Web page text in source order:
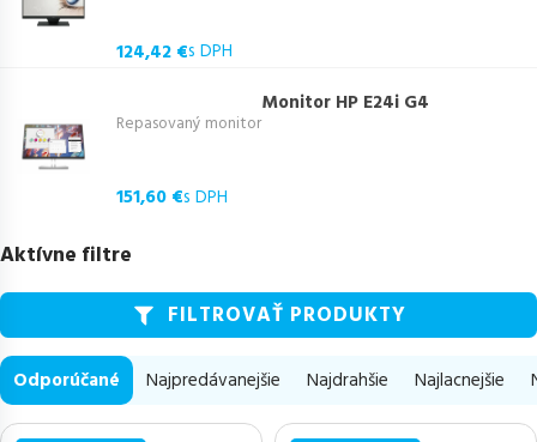
124,42 €s DPH
Repasovaný monitor
Monitor HP E24i G4
151,60 €s DPH
Aktívne filtre
FILTROVAŤ PRODUKTY
Odporúčané Najpredávanejšie Najdrahšie Najlacnejšie